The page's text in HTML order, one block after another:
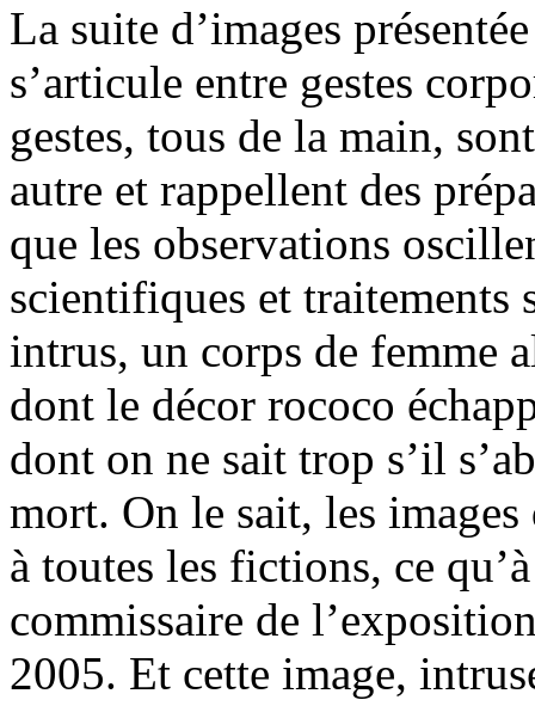
La suite d’images
s’articule entre gestes
gestes, tous de la main,
autre et rappellent des
que les observations
scientifiques et traitements
intrus, un corps de femme
dont le décor rococo
dont on ne sait trop s’il
mort. On le sait, les
à toutes les fictions, ce
commissaire de
2005. Et cette image,